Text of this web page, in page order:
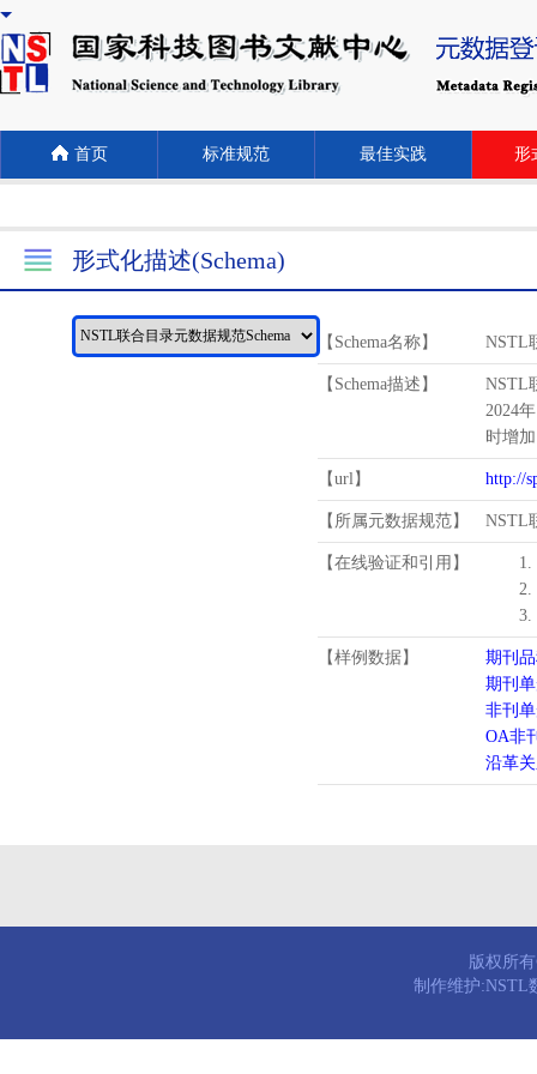
首页 标准规范 最佳实践 形
形式化描述(Schema)
【Schema名称】 NSTL
【Schema描述】
NSTL
2024
时增
【url】 http://
【所属元数据规范】 NSTL
【在线验证和引用】
1.
2.
3.
【样例数据】
期刊
期刊
非刊
OA非
沿革
版权所
制作维护:NSTL